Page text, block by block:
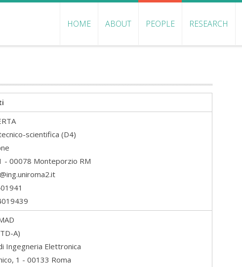
HOME ABOUT PEOPLE RESEARCH
scientifica (D4)
- 00078 Monteporzio RM
A)
Ingegneria Elettronica
1 - 00133 Roma